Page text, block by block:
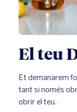
El teu
Et demanarem
tant si només
obrir el teu.